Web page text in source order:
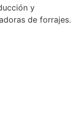
y
de forrajes.